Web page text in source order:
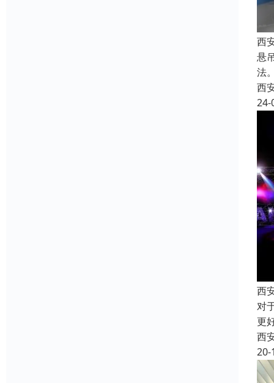
西
悬
法
西
24-
西
对
更
西
20-